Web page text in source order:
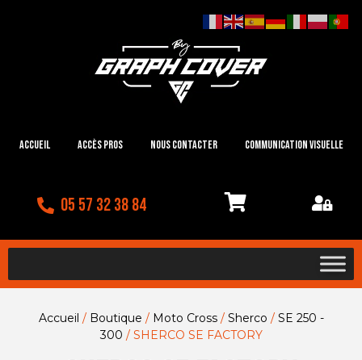
Accueil Accès Pros Nous contacter Communication visuelle
05 57 32 38 84
Accueil / Boutique / Moto Cross/ Sherco / SE 250 -
300 / SHERCO SE FACTORY